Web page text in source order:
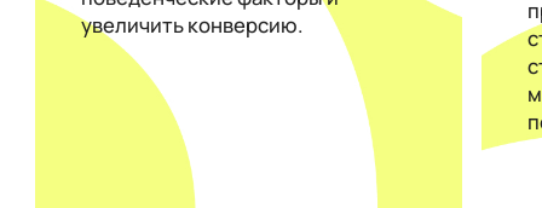
увеличить конверсию.